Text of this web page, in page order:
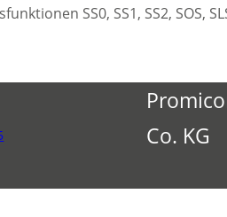
SS0, SS1, SS2, SOS,
Co. KG